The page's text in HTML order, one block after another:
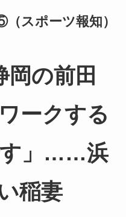
スポーツ報知）
岡の前田
ークする
す」……浜
稲妻